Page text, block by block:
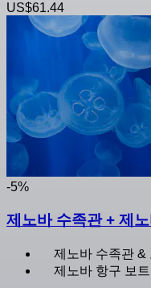
US$61.44
-5%
제노바 수족관 + 제
제노바 수족관 &
제노바 항구 보트